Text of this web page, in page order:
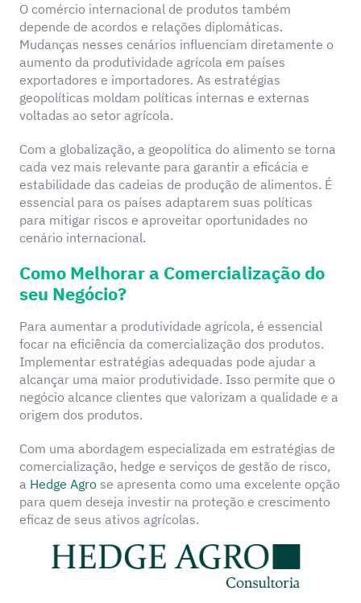
O comércio internacional de produtos também
depende de acordos e relações diplomáticas.
Mudanças nesses cenários influenciam diretamente o
aumento da produtividade agrícola em países
exportadores e importadores. As estratégias
geopolíticas moldam políticas internas e externas
voltadas ao setor agrícola.
Com a globalização, a geopolítica do alimento se torna
cada vez mais relevante para garantir a eficácia e
estabilidade das cadeias de produção de alimentos. É
essencial para os países adaptarem suas políticas
para mitigar riscos e aproveitar oportunidades no
cenário internacional.
Como Melhorar a Comercialização do
seu Negócio?
Para aumentar a produtividade agrícola, é essencial
focar na eficiência da comercialização dos produtos.
Implementar estratégias adequadas pode ajudar a
alcançar uma maior produtividade. Isso permite que o
negócio alcance clientes que valorizam a qualidade e a
origem dos produtos.
Com uma abordagem especializada em estratégias de
comercialização, hedge e serviços de gestão de risco,
a Hedge Agro se apresenta como uma excelente opção
para quem deseja investir na proteção e crescimento
eficaz de seus ativos agrícolas.